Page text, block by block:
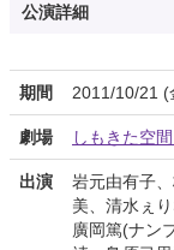
公演詳細
期間 2011/10/21
劇場 しもきた空
出演
岩元由有子
美、清水ぇ
廣岡篤(ナン